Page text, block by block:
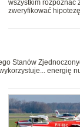
wszystkim rozpoznać
zweryfikować
Stanów
energię